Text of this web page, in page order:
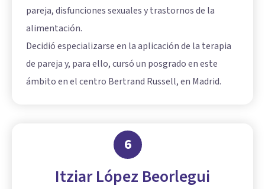
pareja, disfunciones sexuales y trastornos de la
alimentación.
Decidió especializarse en la aplicación de la terapia
de pareja y, para ello, cursó un posgrado en este
ámbito en el centro Bertrand Russell, en Madrid.
6
Itziar López Beorlegui